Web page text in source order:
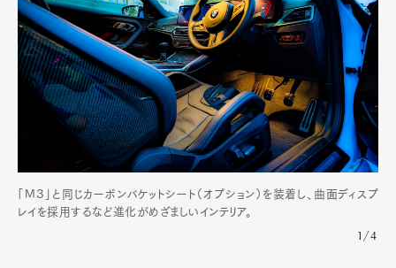
「M３」と同じカーボンバケットシート（オプション）を装着し、曲面ディスプ
レイを採用するなど進化がめざましいインテリア。
1/4